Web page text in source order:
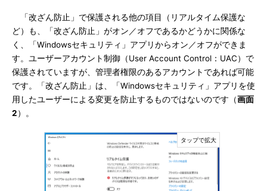
「改ざん防止」で保護される他の項目（リアルタイム保護な
ど）も、「改ざん防止」がオン／オフであるかどうかに関係な
く、「Windowsセキュリティ」アプリからオン／オフができま
す。ユーザーアカウント制御（User Account Control：UAC）で
保護されていますが、管理者権限のあるアカウントであれば可能
です。「改ざん防止」は、「Windowsセキュリティ」アプリを使
用したユーザーによる変更を防止するものではないのです（画面
2）。